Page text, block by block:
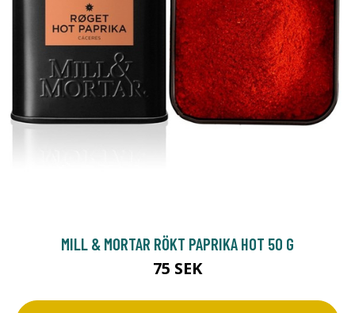
MILL & MORTAR RÖKT PAPRIKA HOT 50 G
75 SEK